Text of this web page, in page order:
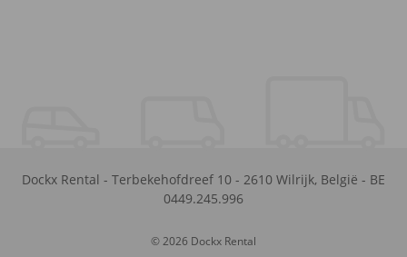
Dockx Rental - Terbekehofdreef 10 - 2610 Wilrijk, België - BE
0449.245.996
© 2026 Dockx Rental